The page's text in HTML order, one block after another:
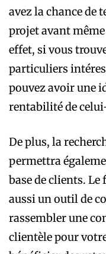
avez la chance de
projet avant
effet, si vous
particuliers
pouvez avoir une
rentabilité de
De plus, la
permettra
base de clients.
aussi un outil de
rassembler une
clientèle pour